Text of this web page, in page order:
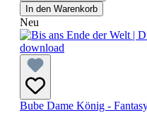
In den Warenkorb
Neu
Bube Dame König -